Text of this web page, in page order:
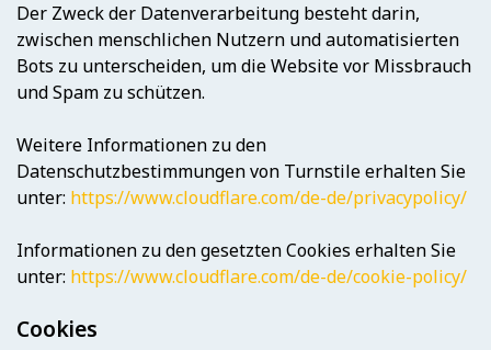
Der Zweck der Datenverarbeitung besteht darin,
zwischen menschlichen Nutzern und automatisierten
Bots zu unterscheiden, um die Website vor Missbrauch
und Spam zu schützen.
Weitere Informationen zu den
Datenschutzbestimmungen von Turnstile erhalten Sie
unter: https://www.cloudflare.com/de-de/privacypolicy/
Informationen zu den gesetzten Cookies erhalten Sie
unter: https://www.cloudflare.com/de-de/cookie-policy/
Cookies